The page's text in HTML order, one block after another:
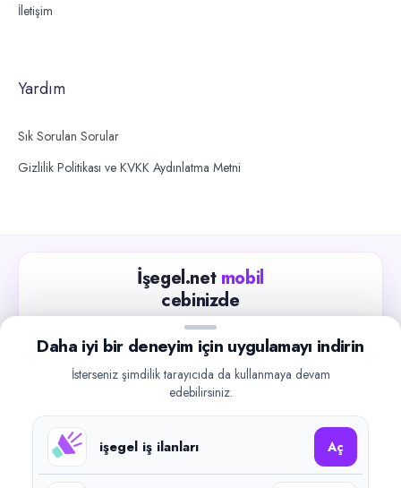
İletişim
Yardım
Sık Sorulan Sorular
Gizlilik Politikası ve KVKK Aydınlatma Metni
İşegel.net mobil
cebinizde
Güncel iş ilanlarını takip edin, işverenlerle hızlıca
iletişime geçin.
Google Play
Daha iyi bir deneyim için uygulamayı indirin
İsterseniz şimdilik tarayıcıda da kullanmaya devam
edebilirsiniz.
işegel iş ilanları Aç